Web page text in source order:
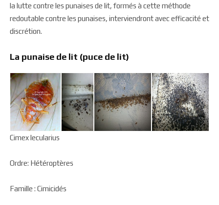
la lutte contre les punaises de lit, formés à cette méthode
redoutable contre les punaises, interviendront avec efficacité et
discrétion.
La punaise de lit (puce de lit)
Cimex lecularius
Ordre: Hétéroptères
Famille : Cimicidés